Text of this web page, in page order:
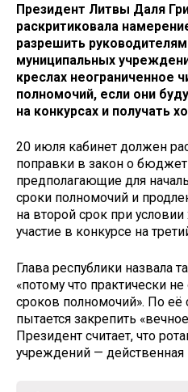
Президент Литвы Даля
раскритиковала
разрешить
муниципальных
креслах неограниченное
полномочий, если они
на конкурсах и получать
20 июля кабинет должен
поправки в закон о
предполагающие для
сроки полномочий и
на второй срок при
участие в конкурсе на
Глава республики назвала
«потому что практически не
сроков полномочий». По её
пытается закрепить
Президент считает, что
учреждений — действенная